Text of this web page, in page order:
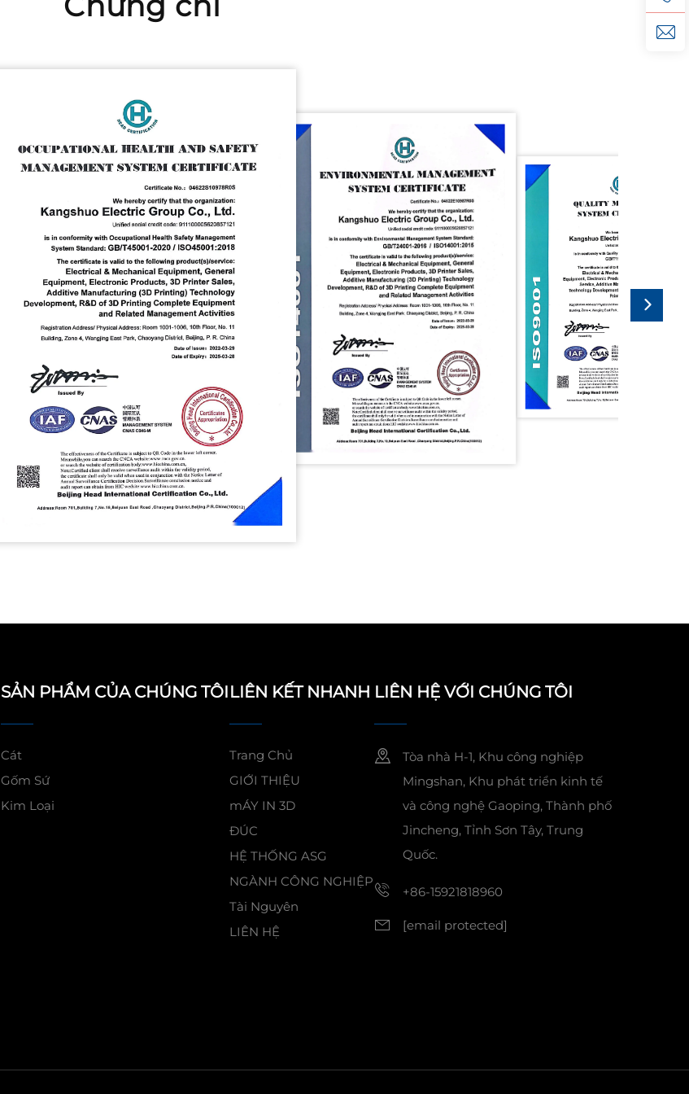
SẢN PHẨM CỦA CHÚNG TÔI
Cát
Gốm Sứ
Kim Loại
LIÊN KẾT NHANH
Trang Chủ
GIỚI THIỆU
mÁY IN 3D
ĐÚC
HỆ THỐNG ASG
NGÀNH CÔNG NGHIỆP
Tài Nguyên
LIÊN HỆ
LIÊN HỆ VỚI CHÚNG TÔI
Tòa nhà H-1, Khu công nghiệp
Mingshan, Khu phát triển kinh tế
và công nghệ Gaoping, Thành phố
Jincheng, Tỉnh Sơn Tây, Trung
Quốc.
+86-15921818960
[email protected]